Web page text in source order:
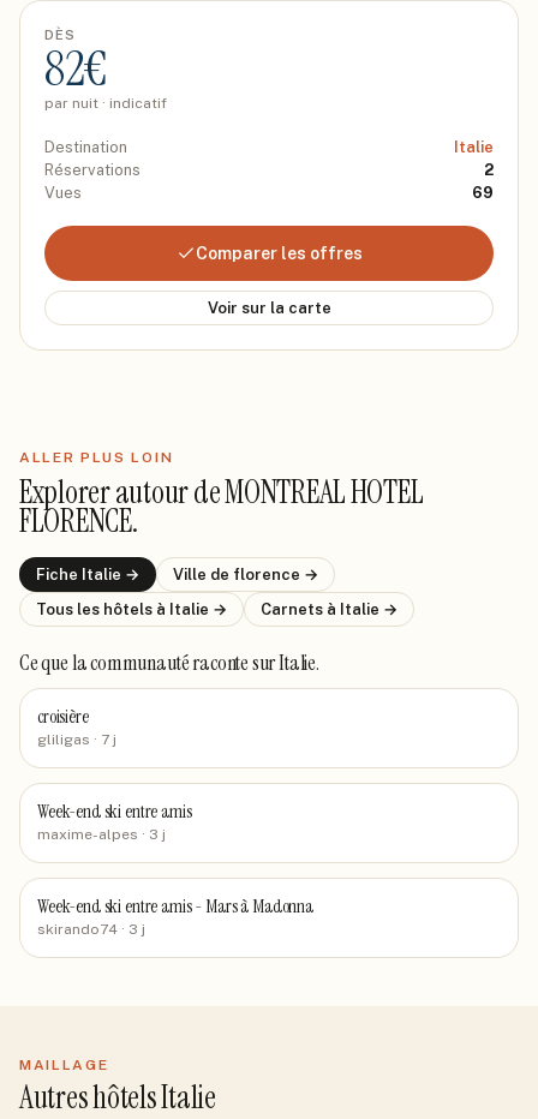
DÈS
82€
par nuit · indicatif
Destination
Italie
Réservations
2
Vues
69
Comparer les offres
Voir sur la carte
ALLER PLUS LOIN
Explorer autour deMONTREAL HOTEL
FLORENCE.
Fiche Italie → Ville de florence →
Tous les hôtels à Italie → Carnets à Italie →
Ce que la communauté racontesur Italie.
croisière
gliligas · 7 j
Week-end ski entre amis
maxime-alpes · 3 j
Week-end ski entre amis - Mars à Madonna
skirando74 · 3 j
MAILLAGE
Autres hôtels Italie